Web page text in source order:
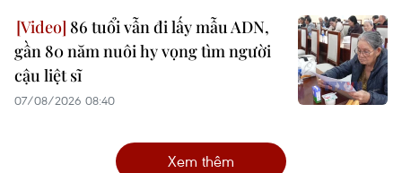
86 tuổi vẫn đi lấy mẫu ADN,
gần 80 năm nuôi hy vọng tìm người
cậu liệt sĩ
07/08/2026 08:40
Xem thêm